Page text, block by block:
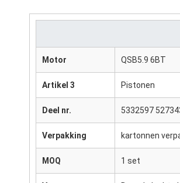
Motor QSB5.9 6BT
Artikel 3 Pistonen
Deel nr. 5332597
Verpakking kartonnen
MOQ 1 set